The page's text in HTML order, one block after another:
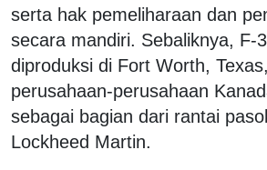
serta hak pemeliharaan dan
secara mandiri. Sebaliknya, F-
diproduksi di Fort Worth,
perusahaan-perusahaan
sebagai bagian dari rantai
Lockheed Martin.